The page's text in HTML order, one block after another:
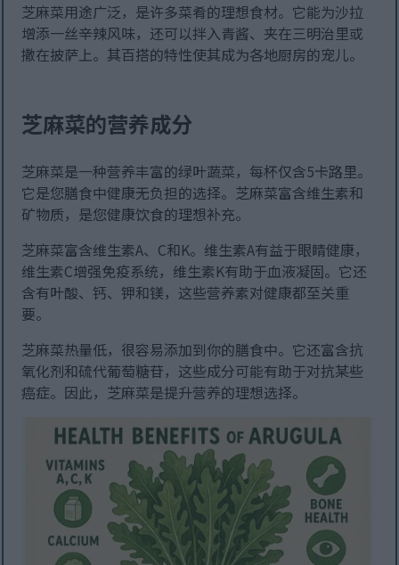
芝麻菜用途广泛，是许多菜肴的理想食材。它能为沙拉
增添一丝辛辣风味，还可以拌入青酱、夹在三明治里或
撒在披萨上。其百搭的特性使其成为各地厨房的宠儿。
芝麻菜的营养成分
芝麻菜是一种营养丰富的绿叶蔬菜，每杯仅含5卡路里。
它是您膳食中健康无负担的选择。芝麻菜富含维生素和
矿物质，是您健康饮食的理想补充。
芝麻菜富含维生素A、C和K。维生素A有益于眼睛健康，
维生素C增强免疫系统，维生素K有助于血液凝固。它还
含有叶酸、钙、钾和镁，这些营养素对健康都至关重
要。
芝麻菜热量低，很容易添加到你的膳食中。它还富含抗
氧化剂和硫代葡萄糖苷，这些成分可能有助于对抗某些
癌症。因此，芝麻菜是提升营养的理想选择。